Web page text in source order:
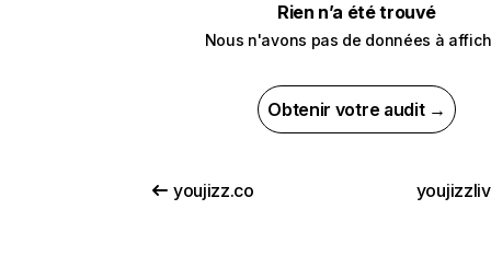
Rien n’a été trouvé
Nous n'avons pas de données à
Obtenir votre audit →
youjizz.co